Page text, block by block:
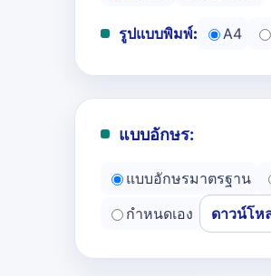
รูปแบบพิมพ์: A4
แบบอักษร:
แบบอักษรมาตรฐาน
กำหนดเอง
ดาวน์โห